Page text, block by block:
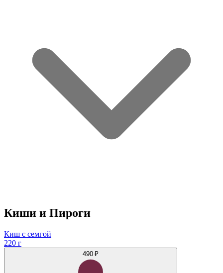
Киши и Пироги
Киш с семгой
220 г
490 ₽